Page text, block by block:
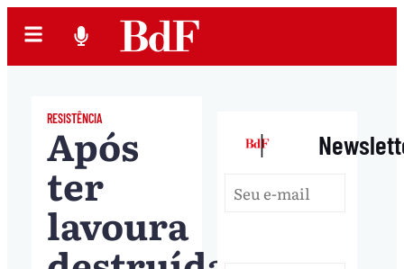
RESISTÊNCIA
Após
ter
lavoura
|